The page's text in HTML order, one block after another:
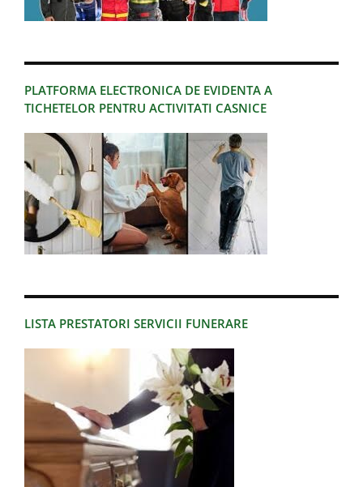
PLATFORMA ELECTRONICA DE EVIDENTA A
TICHETELOR PENTRU ACTIVITATI CASNICE
LISTA PRESTATORI SERVICII FUNERARE